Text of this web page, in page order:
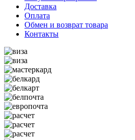
Доставка
Оплата
Обмен и возврат товара
Контакты